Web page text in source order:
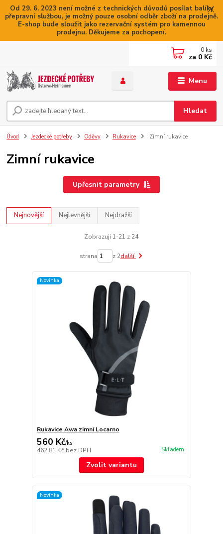
Od 29. 6. 2023 není možné z technických důvodů posílat balíky
přepravní službou, je možný pouze osobní odběr zboží na prodejně.
E-shop bude sloužit jako rezervační systém pro kamennou
prodejnu. Děkujeme za pochopení.
Menu
Hledat
0 ks
za 0 Kč
Úvod Jezdecké potřeby Oděvy Rukavice Zimní rukavice
Zimní rukavice
Upřesnit parametry
Nejnovější Nejlevnější Nejdražší
Zobrazuji 1-21 z 24
strana z 2další
Novinka
Rukavice Awa zimní Locarno
560 Kč/ks
462,81 Kč bez DPH Skladem
Zvolit variantu
Novinka